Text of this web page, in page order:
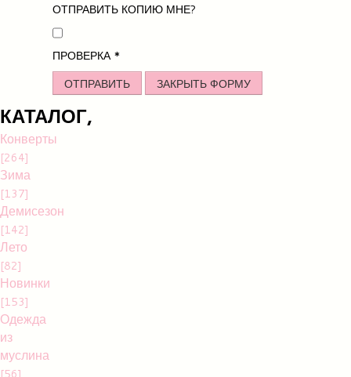
ОТПРАВИТЬ КОПИЮ МНЕ?
ПРОВЕРКА*
ОТПРАВИТЬ
ЗАКРЫТЬ ФОРМУ
КАТАЛОГ,
Конверты
[264]
Зима
[137]
Демисезон
[142]
Лето
[82]
Новинки
[153]
Одежда
из
муслина
[56]